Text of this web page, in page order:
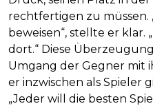
rechtfertigen zu müssen.
beweisen“, stellte er klar.
dort.“ Diese
Umgang der Gegner mit
er inzwischen als Spieler
„Jeder will die besten